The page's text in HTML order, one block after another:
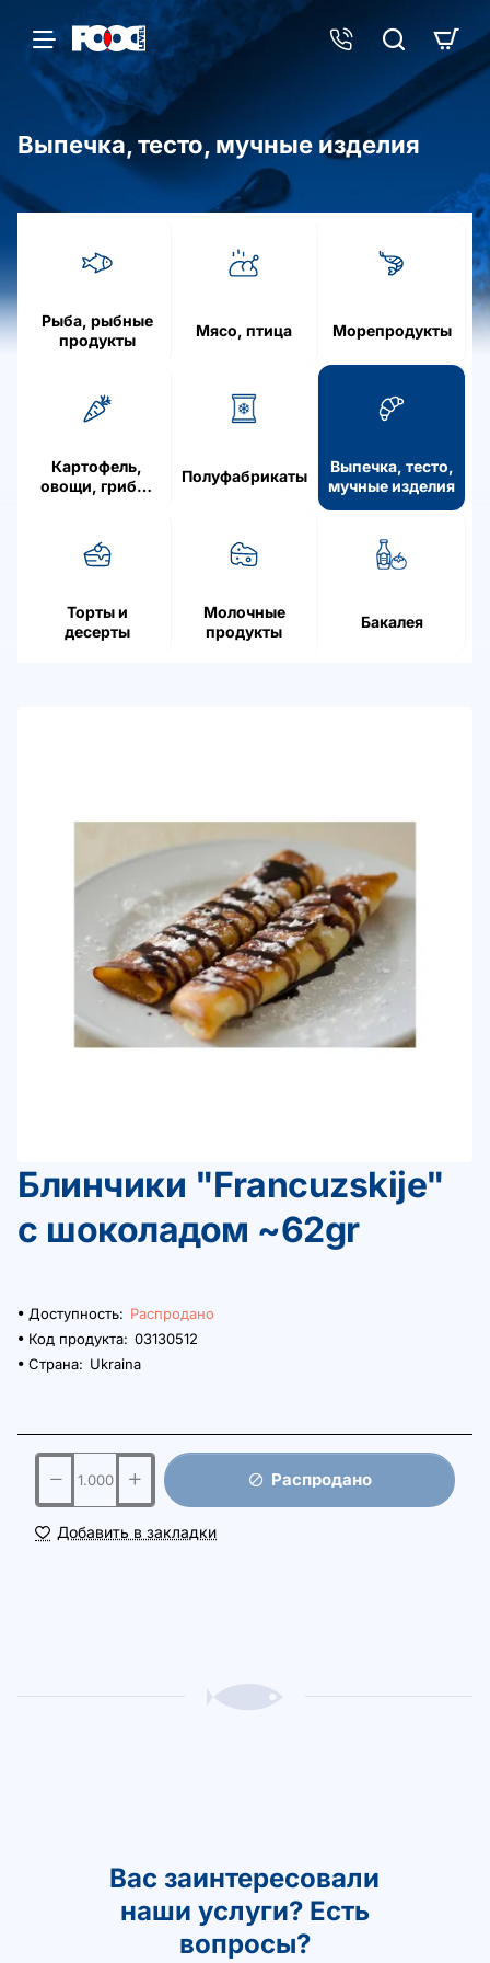
o
Выпечка, тесто, мучные изделия
Рыба, рыбные
продукты
Мясо, птица Морепродукты
Картофель,
овощи, грибы,
Полуфабрикаты
Выпечка, тесто,
мучные изделия
Торты и
десерты
Молочные
продукты
Бакалея
Распродано
Блинчики "Francuzskije"
с шоколадом ~62gr
Доступность: Распродано
Код продукта: 03130512
Страна: Ukraina
Распродано
Добавить в закладки
Вас заинтересовали
наши услуги? Есть
вопросы?